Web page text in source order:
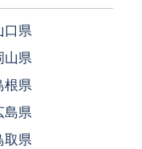
口県
山県
根県
島県
取県